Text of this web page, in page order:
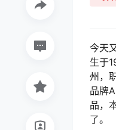
今天
生于
州，
品牌
品，
了。